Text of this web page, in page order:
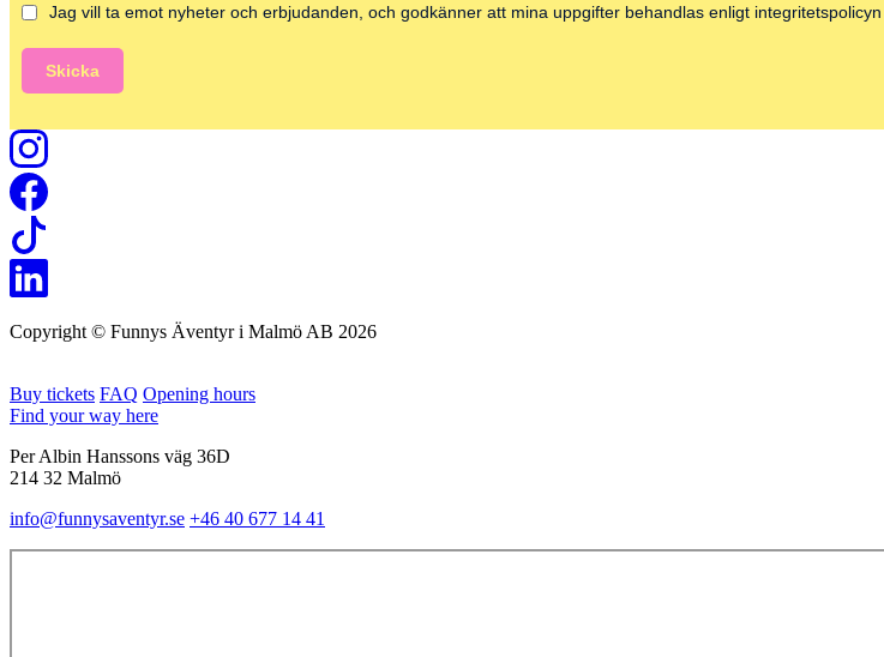
Jag vill ta emot nyheter och erbjudanden, och godkänner att mina uppgifter behandlas enligt integritetspolicyn
Skicka
Copyright © Funnys Äventyr i Malmö AB 2026
Buy tickets FAQ Opening hours
Find your way here
Per Albin Hanssons väg 36D
214 32 Malmö
info@funnysaventyr.se +46 40 677 14 41